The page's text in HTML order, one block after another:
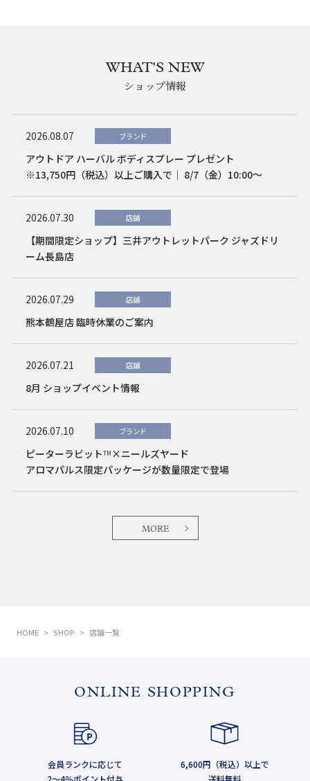
WHAT'S NEW
ショップ情報
2026.08.07 ブランド
アウトドア ハーバル ボディスプレー プレゼント
※13,750円（税込）以上ご購入で｜ 8/7（金）10:00～
2026.07.30 店舗
【期間限定ショップ】三井アウトレットパーク ジャズドリ
ーム長島店
2026.07.29 店舗
熊本鶴屋店 臨時休業のご案内
2026.07.21 店舗
8月 ショップイベント情報
2026.07.10 ブランド
ピーターラビットTM ×ニールズヤード
アロマパルス限定パッケージが数量限定で登場
MORE
HOME SHOP 店舗一覧
ONLINE SHOPPING
会員ランクに応じて
2～4％ポイント付与
6,600円（税込）以上で
送料無料